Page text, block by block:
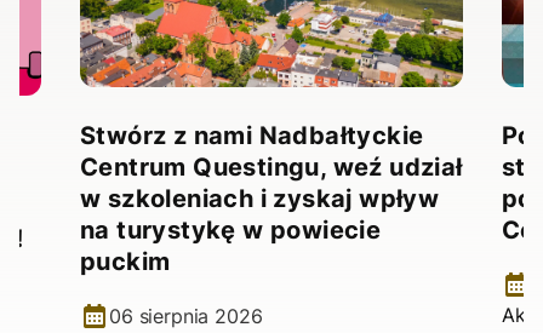
Stwórz z nami Nadbałtyckie
Centrum Questingu, weź udział
w szkoleniach i zyskaj wpływ
na turystykę w powiecie
puckim
06 sierpnia 2026